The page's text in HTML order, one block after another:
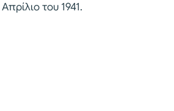
του 1941.